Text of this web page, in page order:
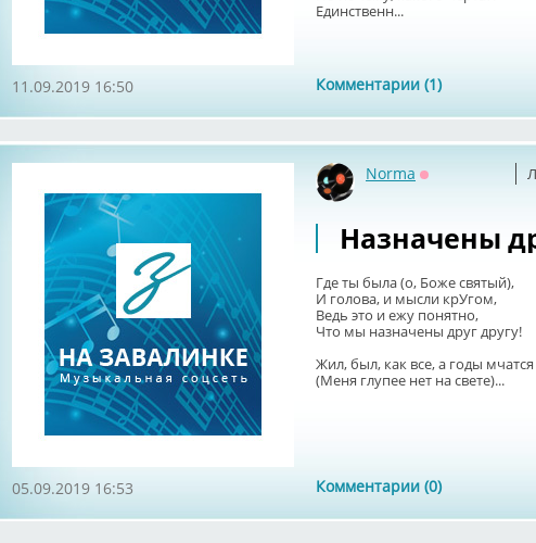
Единственн...
Комментарии (1)
11.09.2019 16:50
Norma
Назначены
Где ты была (о, Боже святый),
И голова, и мысли крУгом,
Ведь это и ежу понятно,
Что мы назначены друг другу!
Жил, был, как все, а годы мчатся
(Меня глупее нет на свете)...
Комментарии (0)
05.09.2019 16:53